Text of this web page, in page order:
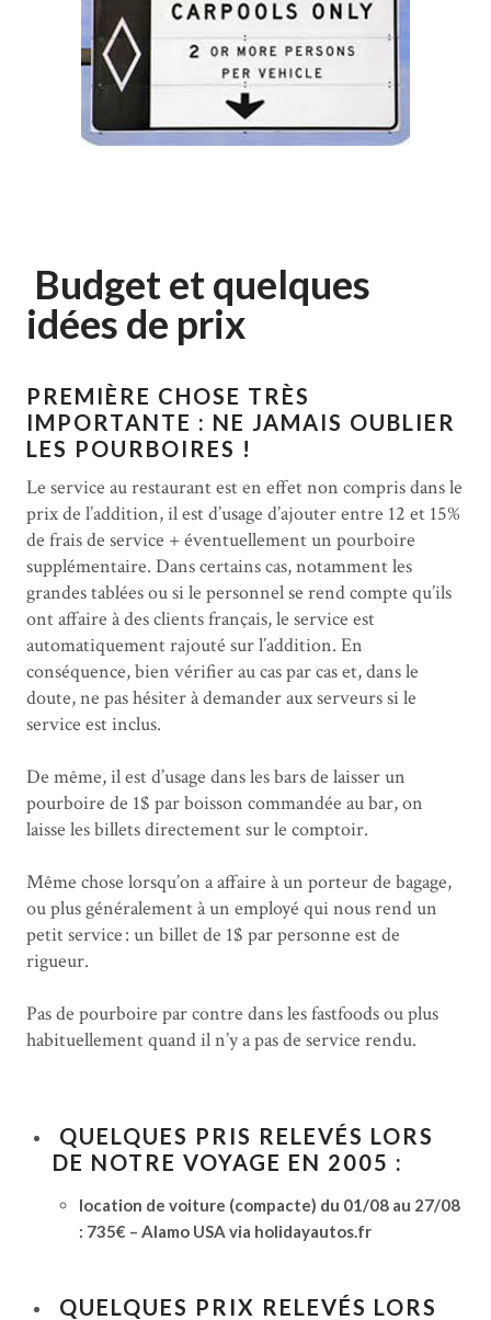
Budget et quelques
idées de prix
PREMIÈRE CHOSE TRÈS
IMPORTANTE : NE JAMAIS OUBLIER
LES POURBOIRES !
Le service au restaurant est en effet non compris dans le
prix de l’addition, il est d’usage d’ajouter entre 12 et 15%
de frais de service + éventuellement un pourboire
supplémentaire. Dans certains cas, notamment les
grandes tablées ou si le personnel se rend compte qu’ils
ont affaire à des clients français, le service est
automatiquement rajouté sur l’addition. En
conséquence, bien vérifier au cas par cas et, dans le
doute, ne pas hésiter à demander aux serveurs si le
service est inclus.
De même, il est d’usage dans les bars de laisser un
pourboire de 1$ par boisson commandée au bar, on
laisse les billets directement sur le comptoir.
Même chose lorsqu’on a affaire à un porteur de bagage,
ou plus généralement à un employé qui nous rend un
petit service : un billet de 1$ par personne est de
rigueur.
Pas de pourboire par contre dans les fastfoods ou plus
habituellement quand il n’y a pas de service rendu.
QUELQUES PRIS RELEVÉS LORS
DE NOTRE VOYAGE EN 2005 :
location de voiture (compacte) du 01/08 au 27/08
: 735€ – Alamo USA via holidayautos.fr
QUELQUES PRIX RELEVÉS LORS